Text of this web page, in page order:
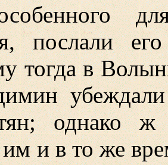
послали
тогда в
однако
им и в то же